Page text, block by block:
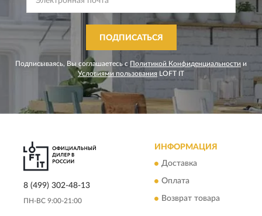
ПОДПИСАТЬСЯ
Подписываясь, Вы соглашаетесь с Политикой Конфиденциальности и
Условиями пользования LOFT IT
8 (499) 302-48-13
ПН-ВС 9:00-21:00
ИНФОРМАЦИЯ
Доставка
Оплата
Возврат товара